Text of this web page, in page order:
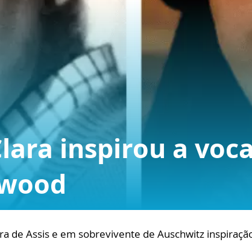
inspirou a
de Assis e em sobrevivente de Auschwitz